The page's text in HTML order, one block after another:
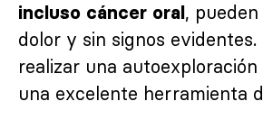
incluso cáncer oral,
dolor y sin signos evidentes.
realizar una autoexploración
una excelente herramienta